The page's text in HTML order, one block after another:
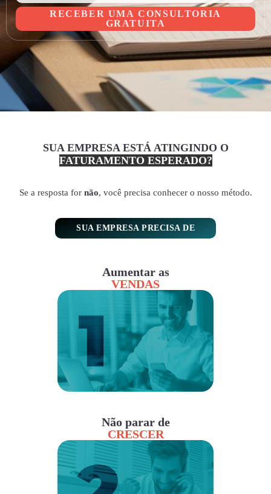
RECEBER UMA CONSULTORIA
GRATUITA
SUA EMPRESA ESTÁ ATINGINDO O
FATURAMENTO ESPERADO?
Se a resposta for não, você precisa conhecer o nosso método.
SUA EMPRESA PRECISA DE
Aumentar as
VENDAS
Não parar de
CRESCER